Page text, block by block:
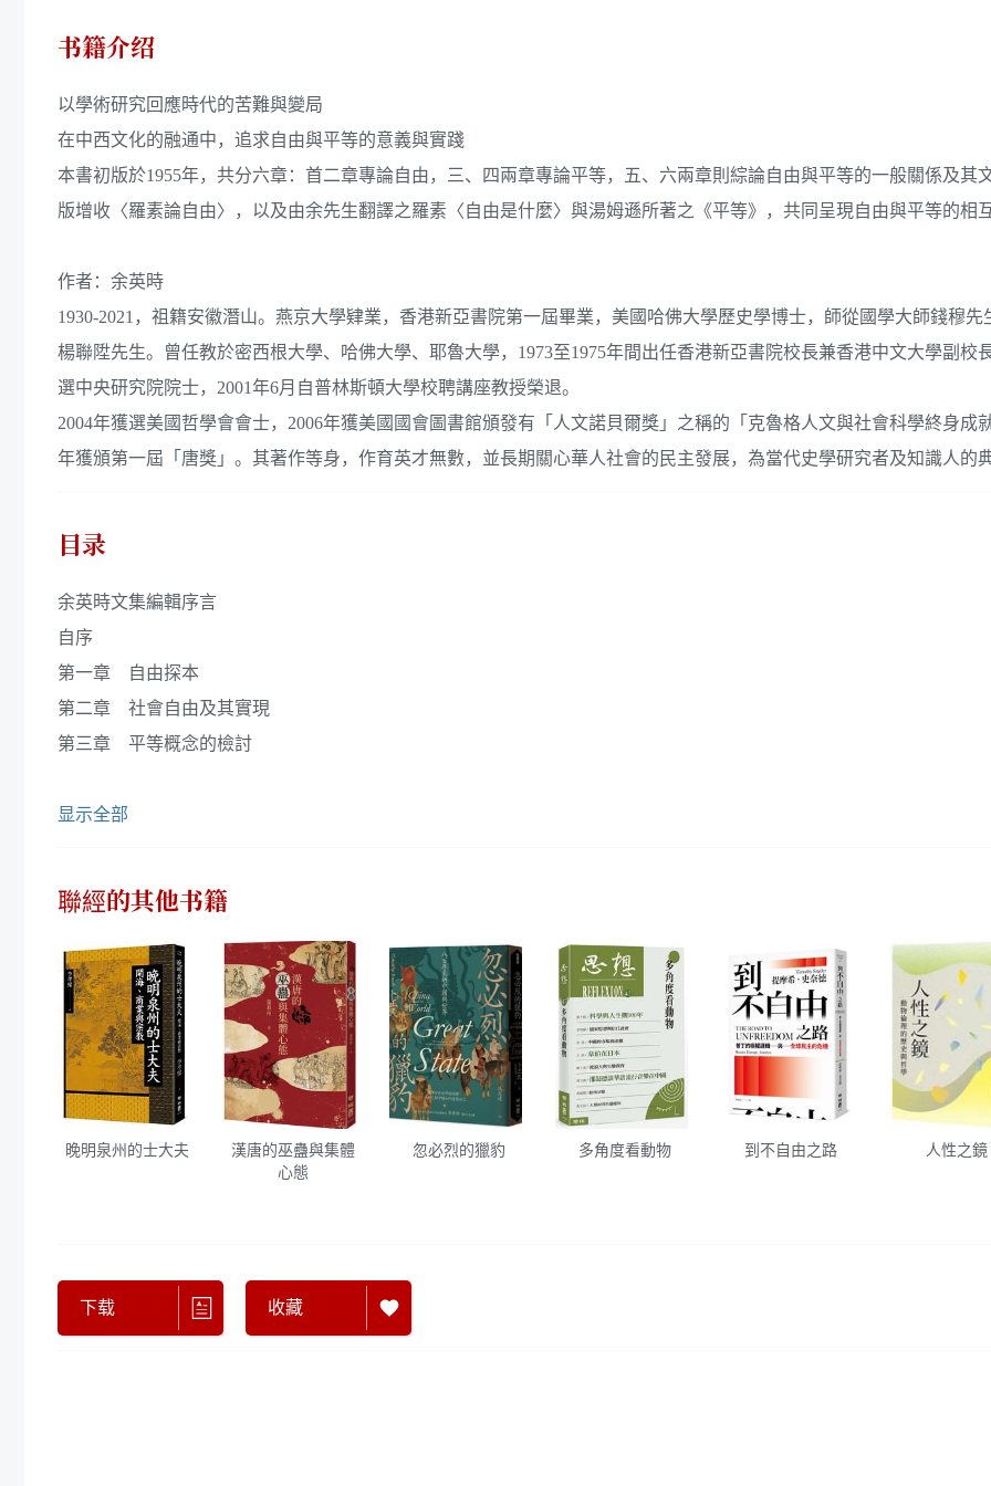
书籍介绍
以學術研究回應時代的苦難與變局
在中西文化的融通中，追求自由與平等的意義與實踐
本書初版於1955年，共分六章：首二章專論自由，三、四兩章專論平等，五、六兩章則綜論自由與平等的一般關係及其
版增收〈羅素論自由〉，以及由余先生翻譯之羅素〈自由是什麼〉與湯姆遜所著之《平等》，共同呈現自由與平等的相
作者：余英時
1930-2021，祖籍安徽潛山。燕京大學肄業，香港新亞書院第一屆畢業，美國哈佛大學歷史學博士，師從國學大師錢穆先
楊聯陞先生。曾任教於密西根大學、哈佛大學、耶魯大學，1973至1975年間出任香港新亞書院校長兼香港中文大學副校
選中央研究院院士，2001年6月自普林斯頓大學校聘講座教授榮退。
2004年獲選美國哲學會會士，2006年獲美國國會圖書館頒發有「人文諾貝爾獎」之稱的「克魯格人文與社會科學終身成
年獲頒第一屆「唐獎」。其著作等身，作育英才無數，並長期關心華人社會的民主發展，為當代史學研究者及知識人的
目录
余英時文集編輯序言
自序
第一章 自由探本
第二章 社會自由及其實現
第三章 平等概念的檢討
显示全部
聯經的其他书籍
晚明泉州的士大夫
漢唐的巫蠱與集體
心態
忽必烈的獵豹 多角度看動物 到不自由之路 人性之鏡
下载 收藏